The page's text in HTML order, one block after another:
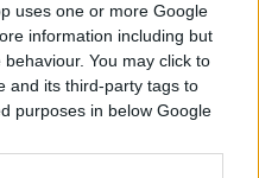
uses one or more Google
information including but
You may click to
and its third-party tags to
purposes in below Google
successo durante
Uribe o Duque il
parlerebbe, succede
Petro e il